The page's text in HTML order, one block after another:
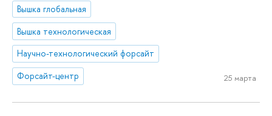
Вышка глобальная
Вышка технологическая
Научно-технологический форсайт
Форсайт-центр
25 марта